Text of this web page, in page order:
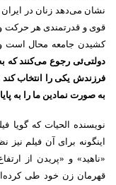
نشان می‌دهد زنان در
قوی و قدرتمندی هر حرکت و
کشیدن جامعه محال است
دولتی‌ئی رجوع می‌کنند که
فرزندش یکی را انتخاب
به صورت نمادین ما را به
نویسنده الحیات که گویا
اینگونه برای آن فیلم
«ناهید» و «پریدن از
قهرمان زن خود طی